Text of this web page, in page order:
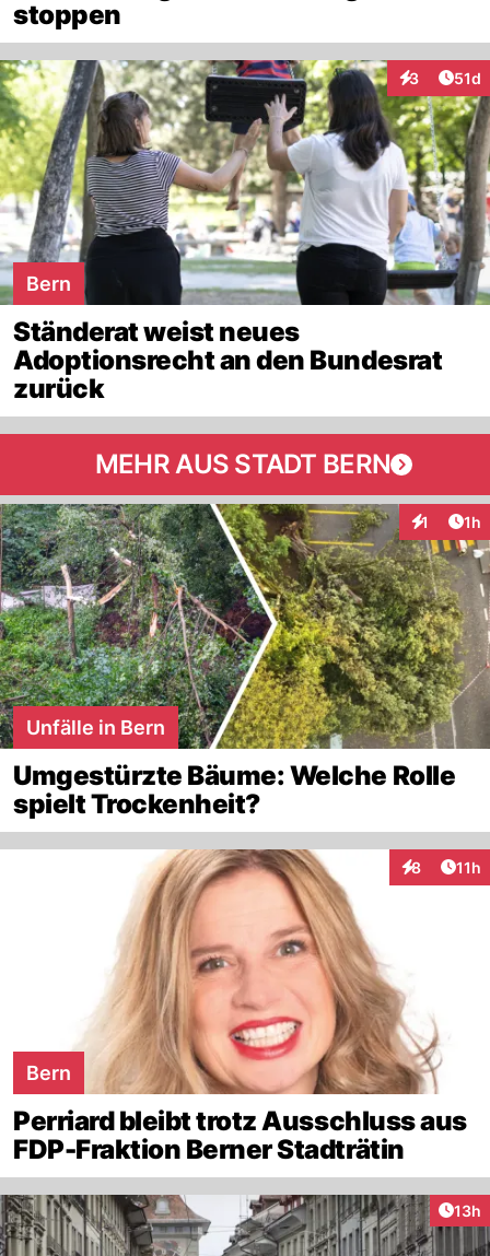
stoppen
3
Interaktionen
51d
Bern
Ständerat weist neues
Adoptionsrecht an den Bundesrat
zurück
MEHR AUS STADT BERN
1 1h
Unfälle in Bern
Umgestürzte Bäume: Welche Rolle
spielt Trockenheit?
8 11h
Bern
Perriard bleibt trotz Ausschluss aus
FDP-Fraktion Berner Stadträtin
13h